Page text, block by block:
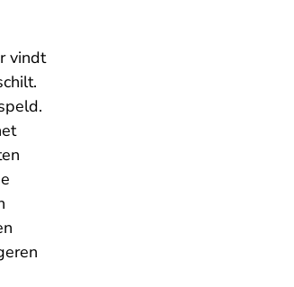
vindt